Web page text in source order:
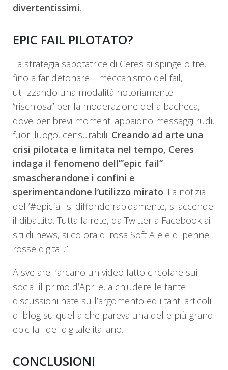
divertentissimi.
EPIC FAIL PILOTATO?
La strategia sabotatrice di Ceres si spinge oltre,
fino a far detonare il meccanismo del fail,
utilizzando una modalità notoriamente
“rischiosa” per la moderazione della bacheca,
dove per brevi momenti appaiono messaggi rudi,
fuori luogo, censurabili. Creando ad arte una
crisi pilotata e limitata nel tempo, Ceres
indaga il fenomeno dell’”epic fail”
smascherandone i confini e
sperimentandone l’utilizzo mirato. La notizia
dell’#epicfail si diffonde rapidamente, si accende
il dibattito. Tutta la rete, da Twitter a Facebook ai
siti di news, si colora di rosa Soft Ale e di penne
rosse digitali.”
A svelare l’arcano un video fatto circolare sui
social il primo d’Aprile, a chiudere le tante
discussioni nate sull’argomento ed i tanti articoli
di blog su quella che pareva una delle più grandi
epic fail del digitale italiano.
CONCLUSIONI